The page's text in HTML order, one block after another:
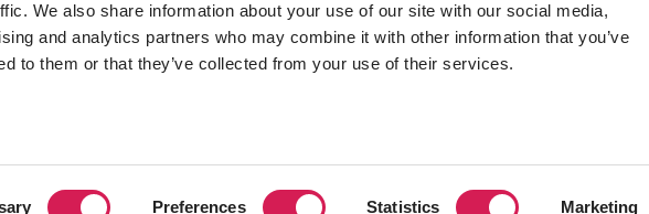
We also share information about your use of our site with our social media,
and analytics partners who may combine it with other information that you’ve
to them or that they’ve collected from your use of their services.
Preferences Statistics Marketing
지원하기
and the Study Abroad Foundation. All Rights Reserved. 개인 정보 보호